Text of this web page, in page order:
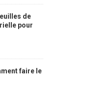
de
pour
faire le